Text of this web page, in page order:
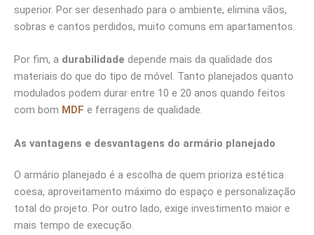
superior. Por ser desenhado para o ambiente, elimina vãos,
sobras e cantos perdidos, muito comuns em apartamentos.
Por fim, a durabilidade depende mais da qualidade dos
materiais do que do tipo de móvel. Tanto planejados quanto
modulados podem durar entre 10 e 20 anos quando feitos
com bom MDF e ferragens de qualidade.
As vantagens e desvantagens do armário planejado
O armário planejado é a escolha de quem prioriza estética
coesa, aproveitamento máximo do espaço e personalização
total do projeto. Por outro lado, exige investimento maior e
mais tempo de execução.